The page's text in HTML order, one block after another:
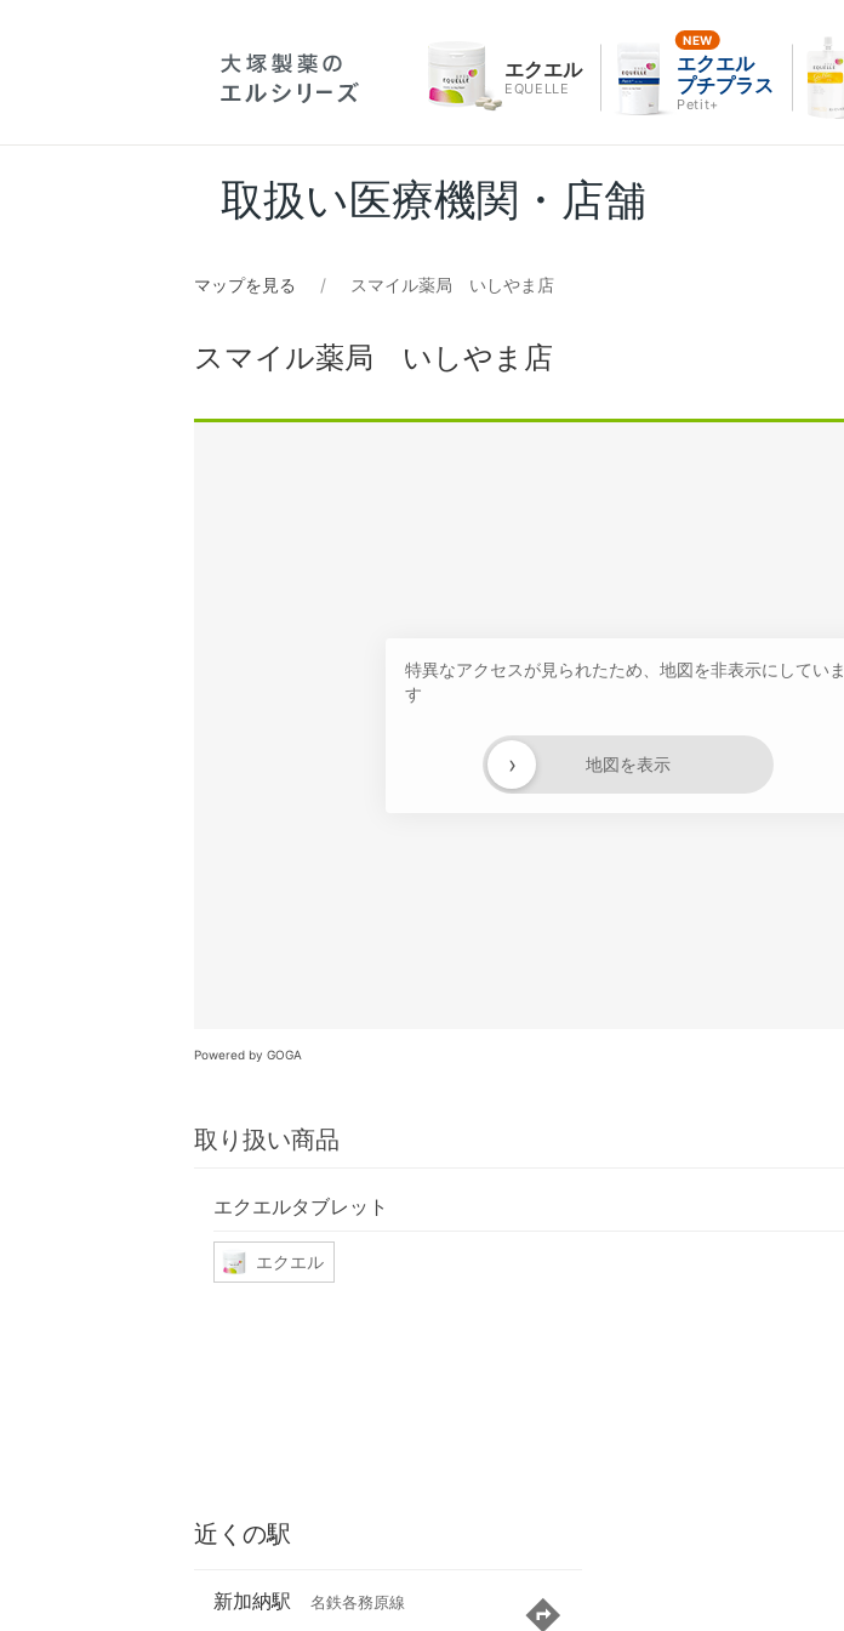
エクエル
EQUELLE
エクエル
プチプラス
Petit+
取扱い医療機関・店舗
マップを見る スマイル薬局 いしやま店
スマイル薬局 いしやま店
特異なアクセスが見られたため、地図を非表示にしていま
す
地図を表示
›
Powered by GOGA
取り扱い商品
エクエルタブレット
エクエル
近くの駅
新加納駅 名鉄各務原線